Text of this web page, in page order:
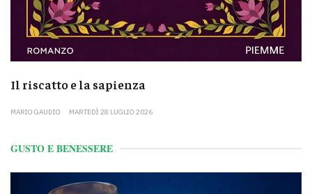
Il riscatto e la sapienza
MARIO GAUDIO MARTEDÌ 28 LUGLIO 2026
GUSTO E BENESSERE